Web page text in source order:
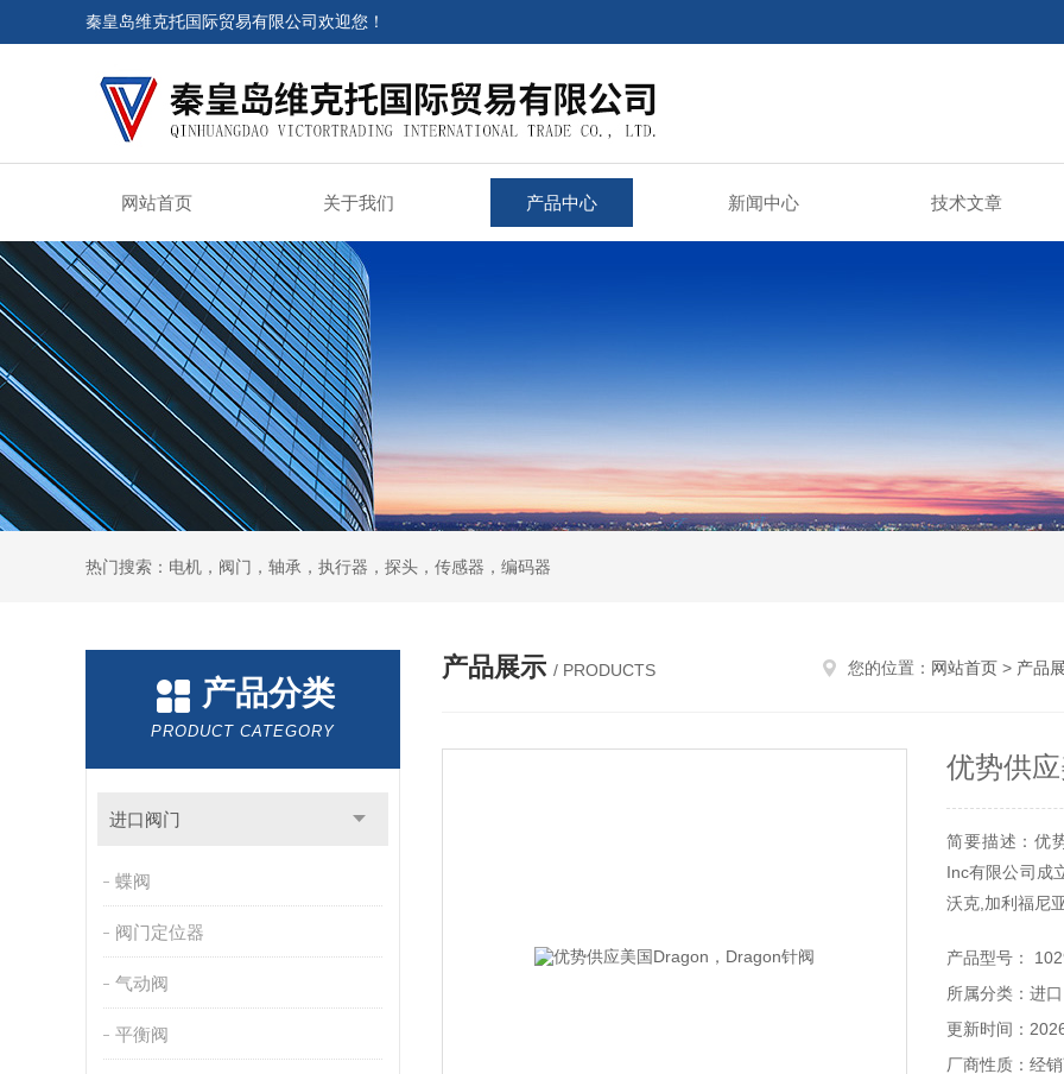
秦皇岛维克托国际贸易有限公司欢迎您！
网站首页 关于我们 产品中心 新闻中心 技术文章
热门搜索：电机，阀门，轴承，执行器，探头，传感器，编码器
产品分类
PRODUCT CATEGORY
进口阀门
蝶阀
阀门定位器
气动阀
平衡阀
产品展示 / PRODUCTS 您的位置： 网站首页 > 产品
优势供
简要描述：优
Inc有限公司成
沃克,加利福尼
秦皇岛维克托
Dragon流量控
产品型号：
所属分类：进
更新时间：
厂商性质：经